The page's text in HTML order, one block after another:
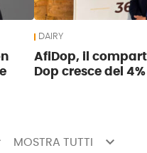
DAIRY
AfiDop, il
Dop cresce del
MOSTRA TUTTI keyboard_arrow_down